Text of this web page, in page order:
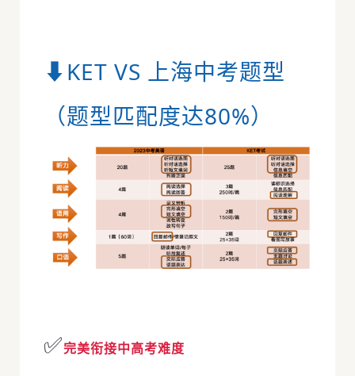
⬇KET VS 上海中考题型
（题型匹配度达80%）
✅完美衔接中高考难度